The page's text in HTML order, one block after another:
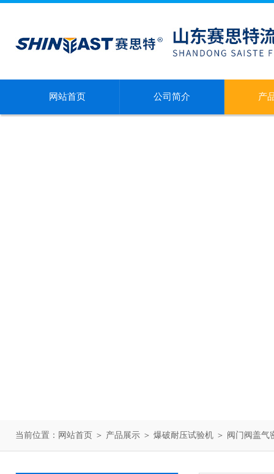
网站首页 公司简介 产
当前位置： 网站首页 ＞ 产品展示 ＞ 爆破耐压试验机 ＞ 阀门阀盖气